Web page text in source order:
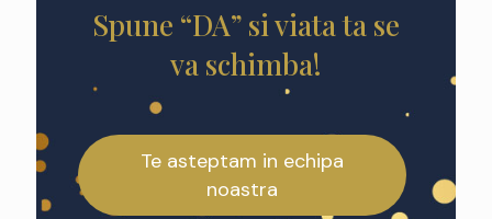
Spune “DA” si viata ta se
va schimba!
Te asteptam in echipa
noastra